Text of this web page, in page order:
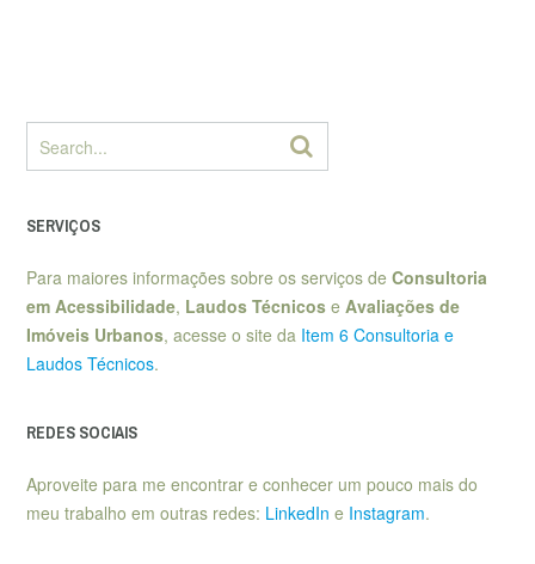
SERVIÇOS
Para maiores informações sobre os serviços de Consultoria
em Acessibilidade, Laudos Técnicos e Avaliações de
Imóveis Urbanos, acesse o site da Item 6 Consultoria e
Laudos Técnicos.
REDES SOCIAIS
Aproveite para me encontrar e conhecer um pouco mais do
meu trabalho em outras redes: LinkedIn e Instagram.